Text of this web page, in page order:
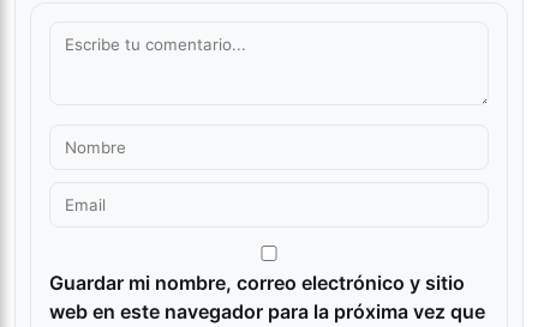
Guardar mi nombre, correo electrónico y sitio
web en este navegador para la próxima vez que